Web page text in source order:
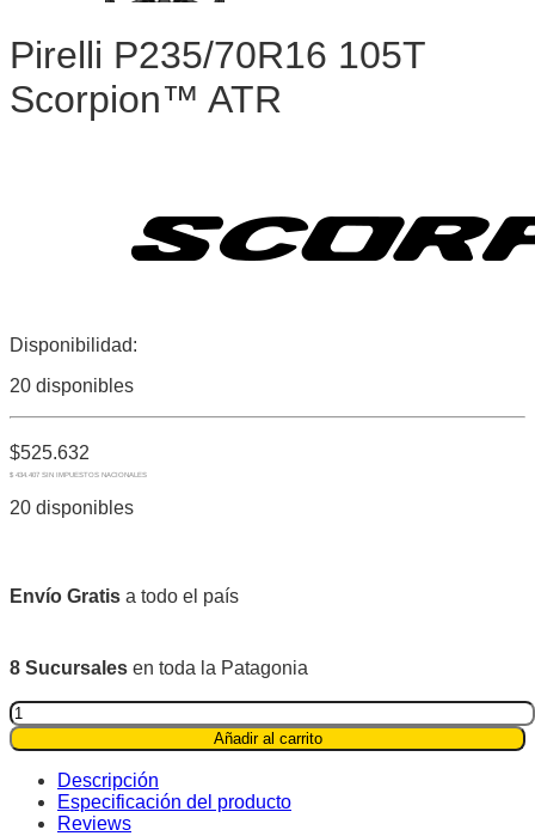
Pirelli P235/70R16 105T
Scorpion™ ATR
Disponibilidad:
20 disponibles
$525.632
$ 434.407 SIN IMPUESTOS NACIONALES
20 disponibles
Envío Gratis a todo el país
8 Sucursales en toda la Patagonia
Pirelli
P235/70R16
105T
Scorpion™
ATR
quantity
Añadir al carrito
Descripción
Especificación del producto
Reviews